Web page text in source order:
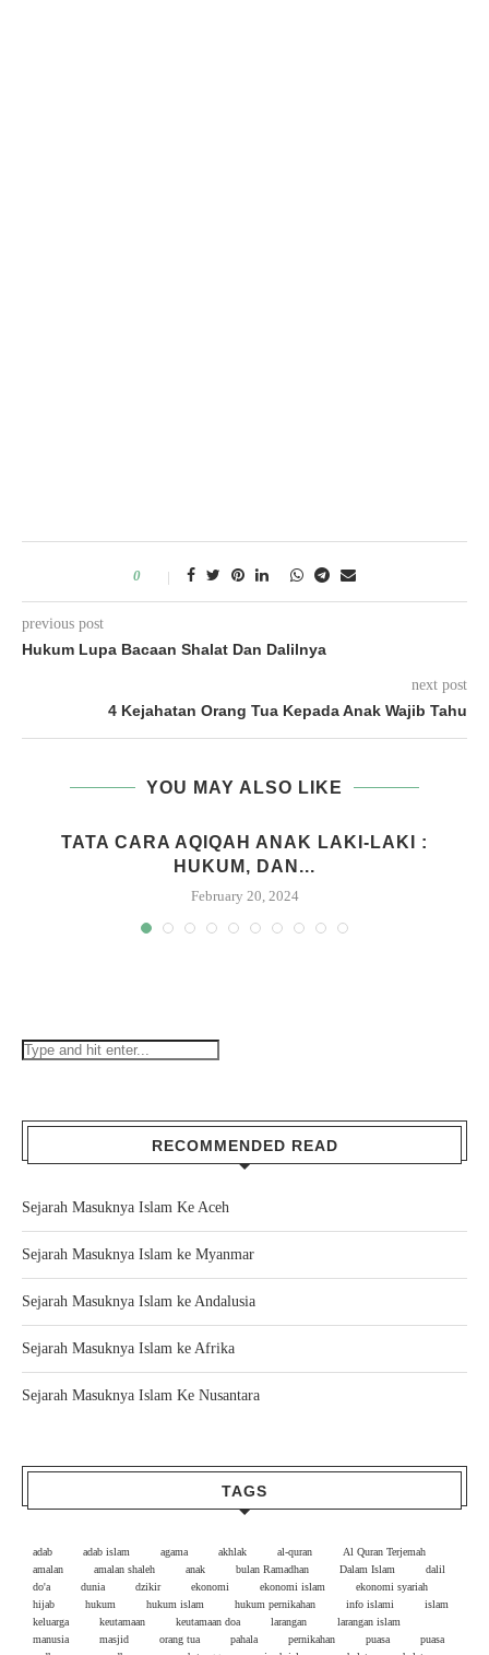
0
previous post
Hukum Lupa Bacaan Shalat Dan Dalilnya
next post
4 Kejahatan Orang Tua Kepada Anak Wajib Tahu
YOU MAY ALSO LIKE
TATA CARA AQIQAH ANAK LAKI-LAKI :
HUKUM, DAN...
February 20, 2024
RECOMMENDED READ
Sejarah Masuknya Islam Ke Aceh
Sejarah Masuknya Islam ke Myanmar
Sejarah Masuknya Islam ke Andalusia
Sejarah Masuknya Islam ke Afrika
Sejarah Masuknya Islam Ke Nusantara
TAGS
adab adab islam agama akhlak al-quran
Al Quran Terjemah
amalan
amalan shaleh anak bulan Ramadhan Dalam Islam
dalil
do'a
dunia dzikir ekonomi ekonomi islam
ekonomi syariah
hijab
hukum hukum islam hukum pernikahan info islami
islam
keluarga
keutamaan keutamaan doa larangan
larangan islam
manusia
masjid orang tua pahala pernikahan puasa
puasa